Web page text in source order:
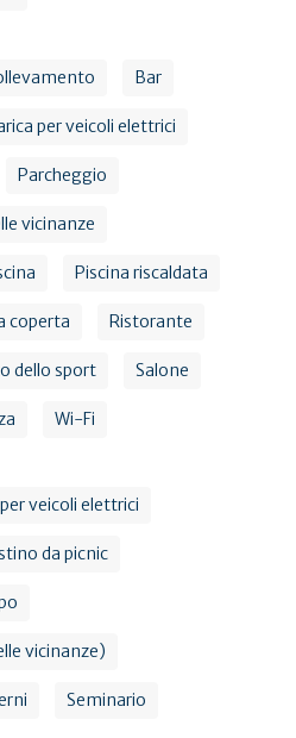
Bar
per veicoli elettrici
Parcheggio
vicinanze
Piscina riscaldata
coperta Ristorante
dello sport Salone
Wi-Fi
veicoli elettrici
da picnic
vicinanze)
Seminario